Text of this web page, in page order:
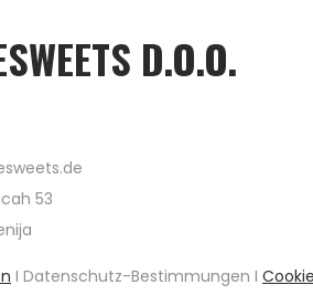
D.O.O.
53
I Datenschutz-Bestimmungen I